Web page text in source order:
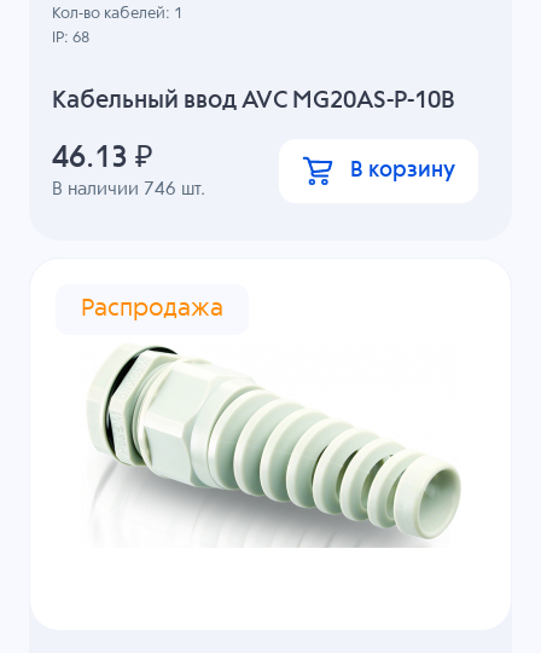
Кабельный ввод AVC MG20AS-P-10B
В наличии 746 шт.
Кол-во кабелей: 1
IP: 68
46.13 ₽ В корзину
Распродажа